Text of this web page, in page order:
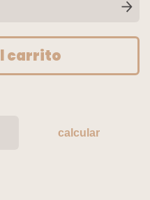
calcular